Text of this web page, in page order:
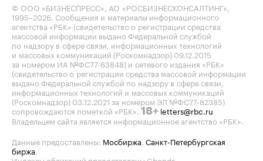
© ООО «БИЗНЕСПРЕСС», АО «РОСБИЗНЕСКОНСАЛТИНГ»,
1995–2026 . Сообщения и материалы информационного
агентства «РБК» (свидетельство о регистрации средства
массовой информации выдано Федеральной службой
по надзору в сфере связи, информационных технологий
и массовых коммуникаций (Роскомнадзор) 09.12.2015
за номером ИА №ФС77-63848) и сетевого издания «РБК»
(свидетельство о регистрации средства массовой информации
выдано Федеральной службой по надзору в сфере связи,
информационных технологий и массовых коммуникаций
(Роскомнадзор) 03.12.2021 за номером ЭЛ №ФС77-82385)
сопровождаются пометкой «РБК». 18+ letters@rbc.ru
Владельцем сайта является информационное агентство «РБК».
Данные предоставлены: Мосбиржа Санкт-Петербургская
биржа